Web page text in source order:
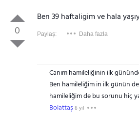
0
Ben 39 haftaligim ve hala
Paylaş: Daha fazla
Canım hamileliğinin ilk
Ben hamileliğim in ilk günün
hamileliğim de bu sorunu hiç
Bolattaş8 yıl